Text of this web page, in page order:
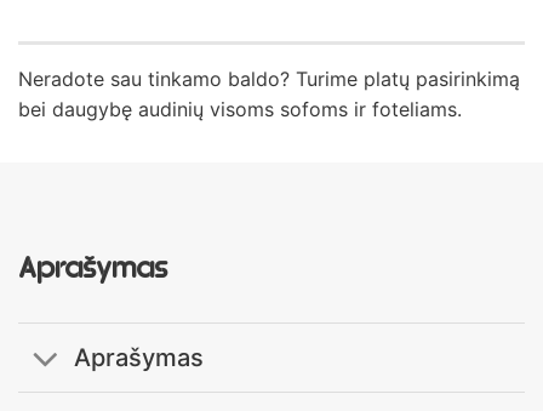
Neradote sau tinkamo baldo? Turime platų pasirinkimą
bei daugybę audinių visoms sofoms ir foteliams.
Aprašymas
Aprašymas